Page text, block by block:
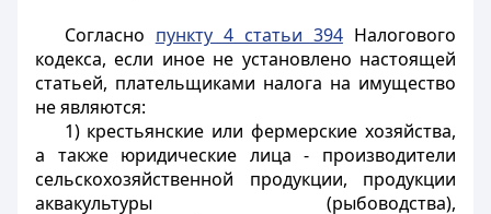
Согласно пункту 4 статьи 394Налогового
кодекса, если иное не установлено настоящей
статьей, плательщиками налога на имущество
не являются:
1) крестьянские или фермерские хозяйства,
а также юридические лица - производители
сельскохозяйственной продукции, продукции
аквакультуры (рыбоводства),